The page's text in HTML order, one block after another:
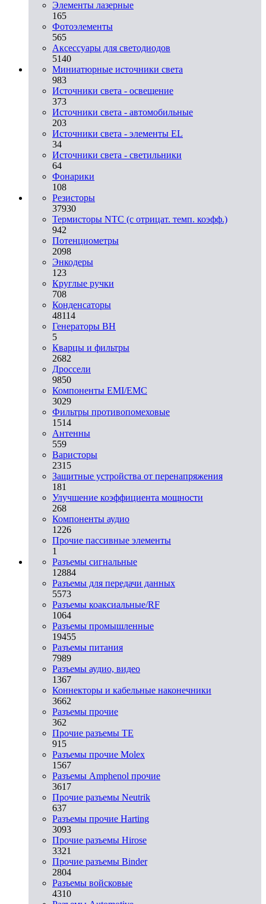
Элементы лазерные
165
Фотоэлементы
565
Аксессуары для светодиодов
5140
Миниатюрные источники света
983
Источники света - освещение
373
Источники света - автомобильные
203
Источники света - элементы EL
34
Источники света - светильники
64
Фонарики
108
Резисторы
37930
Термисторы NTC (с отрицат. темп. коэфф.)
942
Потенциометры
2098
Энкодеры
123
Круглые ручки
708
Конденсаторы
48114
Генераторы ВН
5
Кварцы и фильтры
2682
Дроссели
9850
Компоненты EMI/EMC
3029
Фильтры противопомеховые
1514
Антенны
559
Варисторы
2315
Защитные устройства от перенапряжения
181
Улучшение коэффициента мощности
268
Компоненты аудио
1226
Прочие пассивные элементы
1
Разъeмы сигнальные
12884
Разъeмы для передачи данных
5573
Разъeмы коаксиальные/RF
1064
Разъeмы промышленные
19455
Разъeмы питания
7989
Разъeмы аудио, видео
1367
Коннекторы и кабельные наконечники
3662
Разъeмы прочие
362
Прочие разъемы TE
915
Разъемы прочие Molex
1567
Разъемы Amphenol прочие
3617
Прочие разъемы Neutrik
637
Разъемы прочие Harting
3093
Прочие разъемы Hirose
3321
Прочие разъемы Binder
2804
Разъемы войсковые
4310